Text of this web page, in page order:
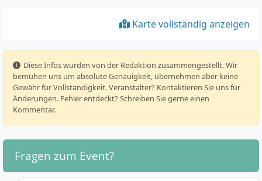
Karte vollständig anzeigen
️ Diese Infos wurden von der Redaktion zusammengestellt. Wir
bemühen uns um absolute Genauigkeit, übernehmen aber keine
Gewähr für Vollständigkeit. Veranstalter? Kontaktieren Sie uns für
Änderungen. Fehler entdeckt? Schreiben Sie gerne einen
Kommentar.
Fragen zum Event?